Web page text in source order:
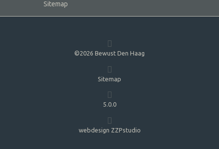
Sitemap
©2026 Bewust Den Haag
Sitemap
5.0.0
webdesign ZZPstudio